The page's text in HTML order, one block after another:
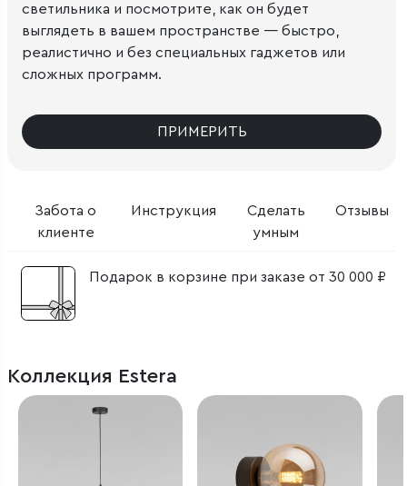
Забота о
клиенте
Инструкция
Сделать
умным
Отзывы
Подарок в корзине при заказе от 30 000 ₽
светильника и посмотрите, как он будет
выглядеть в вашем пространстве — быстро,
реалистично и без специальных гаджетов или
сложных программ.
ПРИМЕРИТЬ
Коллекция Estera